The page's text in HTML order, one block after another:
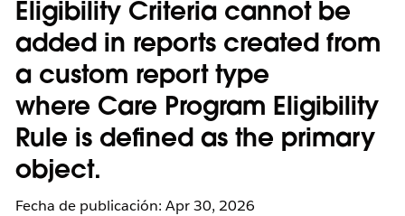
Eligibility Criteria cannot be
added in reports created from
a custom report type
where Care Program Eligibility
Rule is defined as the primary
object.
Fecha de publicación: Apr 30, 2026